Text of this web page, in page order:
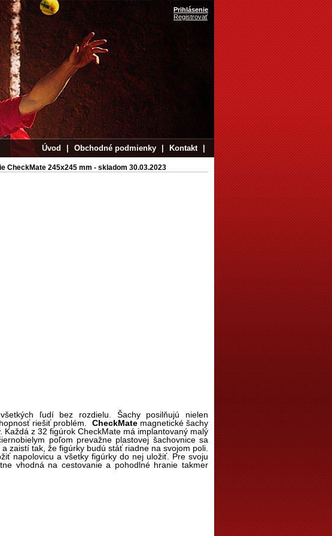
Prihlásenie
Registrovať
Úvod Obchodné podmienky Kontakt
CheckMate 245x245 mm - skladom 30.03.2023
ľudí bez rozdielu. Šachy posilňujú nielen
riešiť problém.
CheckMatemagnetické šachy
z 32 figúrok CheckMate má implantovaný malý
poľom prevažne plastovej šachovnice sa
zaistí tak, že figúrky budú stáť riadne na svojom poli.
napolovicu a všetky figúrky do nej uložiť. Pre svoju
vhodná na cestovanie a pohodlné hranie takmer